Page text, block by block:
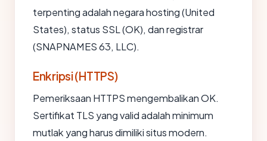
terpenting adalah negara hosting (United
States), status SSL (OK), dan registrar
(SNAPNAMES 63, LLC).
Enkripsi (HTTPS)
Pemeriksaan HTTPS mengembalikan OK.
Sertifikat TLS yang valid adalah minimum
mutlak yang harus dimiliki situs modern.